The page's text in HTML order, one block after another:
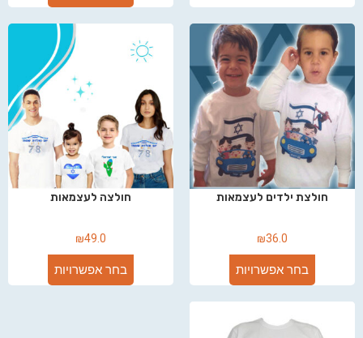
חולצת ילדים לעצמאות
₪36.0
בחר אפשרויות
חולצה לעצמאות
₪49.0
בחר אפשרויות